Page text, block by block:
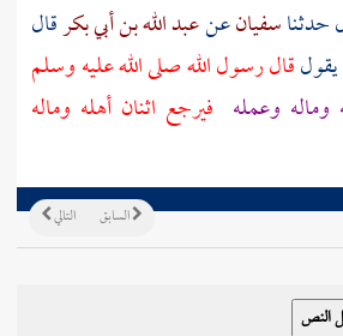
حدثناسفيانعنعبد الله بن أبي بكرقال
يقولقال رسول الله صلى الله عليه وسلم
وماله وعمله فيرجع اثنان أهله وماله
التالي السابق